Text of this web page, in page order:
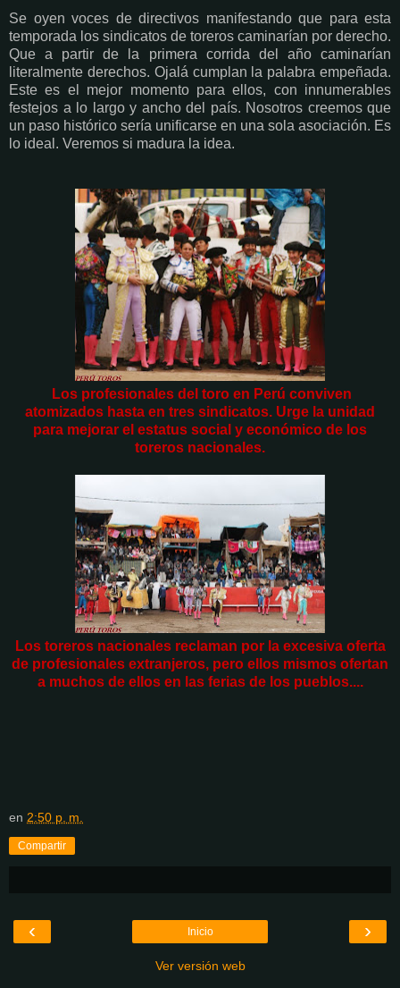
Se oyen voces de directivos manifestando que para esta
temporada los sindicatos de toreros caminarían por derecho.
Que a partir de la primera corrida del año caminarían
literalmente derechos. Ojalá cumplan la palabra empeñada.
Este es el mejor momento para ellos, con innumerables
festejos a lo largo y ancho del país. Nosotros creemos que
un paso histórico sería unificarse en una sola asociación. Es
lo ideal. Veremos si madura la idea.
Los profesionales del toro en Perú conviven
atomizados hasta en tres sindicatos. Urge la unidad
para mejorar el estatus social y económico de los
toreros nacionales.
Los toreros nacionales reclaman por la excesiva oferta
de profesionales extranjeros, pero ellos mismos ofertan
a muchos de ellos en las ferias de los pueblos....
en 2:50 p. m.
Compartir
‹ ›
Inicio
Ver versión web